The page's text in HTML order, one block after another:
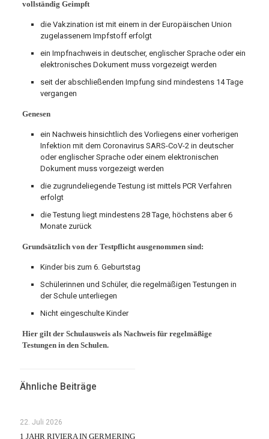
vollständig Geimpft
die Vakzination ist mit einem in der Europäischen Union
zugelassenem Impfstoff erfolgt
ein Impfnachweis in deutscher, englischer Sprache oder ein
elektronisches Dokument muss vorgezeigt werden
seit der abschließenden Impfung sind mindestens 14 Tage
vergangen
Genesen
ein Nachweis hinsichtlich des Vorliegens einer vorherigen
Infektion mit dem Coronavirus SARS-CoV-2 in deutscher
oder englischer Sprache oder einem elektronischen
Dokument muss vorgezeigt werden
die zugrundeliegende Testung ist mittels PCR Verfahren
erfolgt
die Testung liegt mindestens 28 Tage, höchstens aber 6
Monate zurück
Grundsätzlich von der Testpflicht ausgenommen sind:
Kinder bis zum 6. Geburtstag
Schülerinnen und Schüler, die regelmäßigen Testungen in
der Schule unterliegen
Nicht eingeschulte Kinder
Hier gilt der Schulausweis als Nachweis für regelmäßige
Testungen in den Schulen.
Ähnliche Beiträge
22. Juli 2026
1 JAHR RIVIERA IN GERMERING